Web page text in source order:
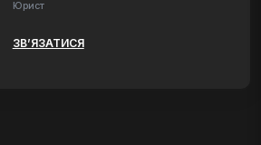
Юрист
ЗВ’ЯЗАТИСЯ